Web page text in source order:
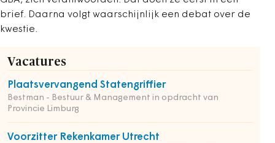
brief. Daarna volgt waarschijnlijk een debat over de
kwestie.
Vacatures
Plaatsvervangend Statengriffier
Bestman - Bestuur & Management in opdracht van
Provincie Limburg
Voorzitter Rekenkamer Utrecht